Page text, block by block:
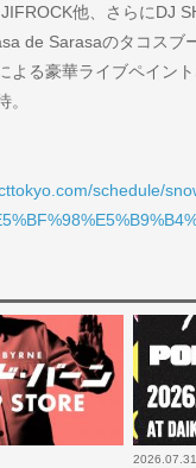
他、さらにDJ
de Sarasaのタコスブ
よる豪華ライブペイン
。
schedule/
2026.07.31